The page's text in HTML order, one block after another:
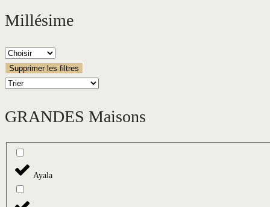
Millésime
Supprimer les filtres
GRANDES Maisons
Ayala